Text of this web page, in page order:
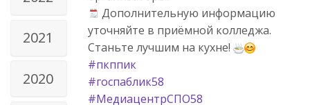
2021
2020
Дополнительную информацию
уточняйте в приёмной колледжа.
Станьте лучшим на кухне!
#пкппик
#госпаблик58
#МедиацентрСПО58